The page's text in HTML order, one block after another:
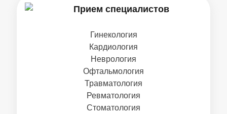
Прием специалистов
Гинекология
Кардиология
Неврология
Офтальмология
Травматология
Ревматология
Стоматология